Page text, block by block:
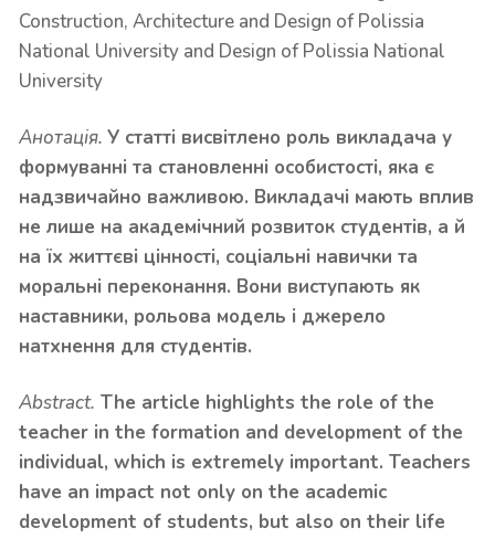
Construction, Architecture and Design of Polissia
National University and Design of Polissia National
University
Анотація. У статті висвітлено роль викладача у
формуванні та становленні особистості, яка є
надзвичайно важливою. Викладачі мають вплив
не лише на академічний розвиток студентів, а й
на їх життєві цінності, соціальні навички та
моральні переконання. Вони виступають як
наставники, рольова модель і джерело
натхнення для студентів.
Abstract. The article highlights the role of the
teacher in the formation and development of the
individual, which is extremely important. Teachers
have an impact not only on the academic
development of students, but also on their life